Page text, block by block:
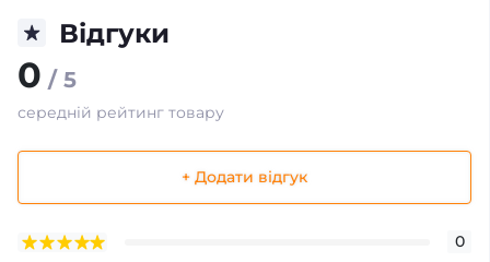
Відгуки
0 / 5
середній рейтинг товару
+ Додати відгук
0